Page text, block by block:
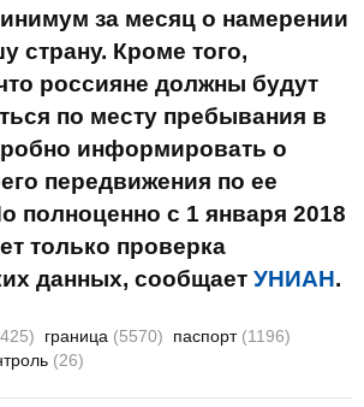
за месяц о намерении
страну. Кроме того,
россияне должны будут
по месту пребывания в
информировать о
передвижения по ее
полноценно с 1 января 2018
только проверка
данных, сообщает УНИАН.
граница (5570) паспорт (1196)
(26)